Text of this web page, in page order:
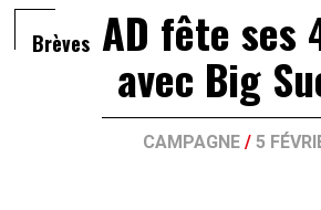
Brèves AD fête ses
avec Big
CAMPAGNE/ 5